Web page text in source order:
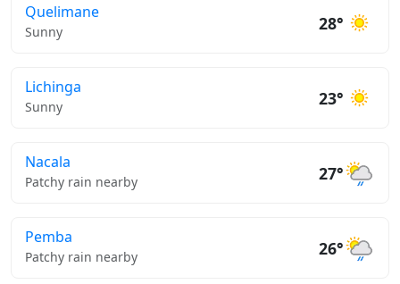
Quelimane
Sunny 28°
Lichinga
Sunny 23°
Nacala
Patchy rain nearby 27°
Pemba
Patchy rain nearby 26°